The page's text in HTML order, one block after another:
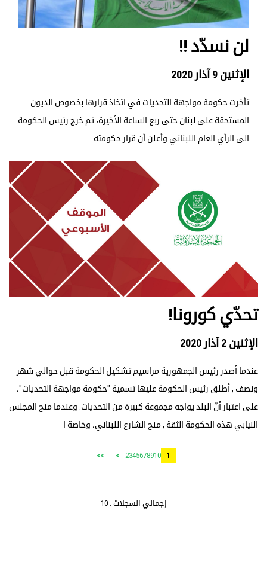
لن نسدّد !!
الإثنين 9 آذار 2020
تأخرت حكومة مواجهة التحديات في اتخاذ قرارها بخصوص الديون
المستحقة على لبنان حتى ربع الساعة الأخيرة، ثم خرج رئيس الحكومة
الى الرأي العام اللبناني وأعلن أن قرار حكومته
تحدّي كورونا!
الإثنين 2 آذار 2020
عندما أصدر رئيس الجمهورية مراسيم تشكيل الحكومة قبل حوالي شهر
ونصف , أطلق رئيس الحكومة عليها تسمية "حكومة مواجهة التحديات"،
على اعتبار أنّ البلد يواجه مجموعة كبيرة من التحديات. وعندما منح المجلس
النيابي هذه الحكومة الثقة , منح الشارع اللبناني، وخاصة ا
1
2345678910
>
>>
إجمالي السجلات : 10